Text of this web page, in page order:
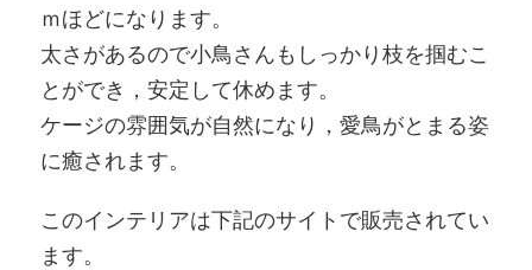
ｍほどになります。
太さがあるので小鳥さんもしっかり枝を掴むこ
とができ，安定して休めます。
ケージの雰囲気が自然になり，愛鳥がとまる姿
に癒されます。
このインテリアは下記のサイトで販売されてい
ます。